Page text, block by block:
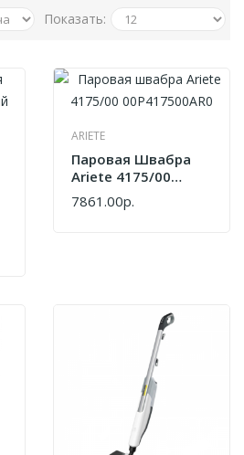
Показать:
ARIETE
Паровая Швабра
Ariete 4175/00
00P417500AR0
7861.00р.